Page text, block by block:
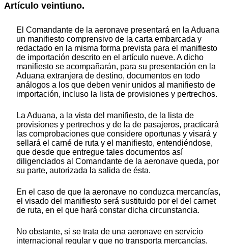
Artículo veintiuno.
El Comandante de la aeronave presentará en la Aduana
un manifiesto comprensivo de la carta embarcada y
redactado en la misma forma prevista para el manifiesto
de importación descrito en el artículo nueve. A dicho
manifiesto se acompañarán, para su presentación en la
Aduana extranjera de destino, documentos en todo
análogos a los que deben venir unidos al manifiesto de
importación, incluso la lista de provisiones y pertrechos.
La Aduana, a la vista del manifiesto, de la lista de
provisiones y pertrechos y de la de pasajeros, practicará
las comprobaciones que considere oportunas y visará y
sellará el carné de ruta y el manifiesto, entendiéndose,
que desde que entregue tales documentos así
diligenciados al Comandante de la aeronave queda, por
su parte, autorizada la salida de ésta.
En el caso de que la aeronave no conduzca mercancías,
el visado del manifiesto será sustituido por el del carnet
de ruta, en el que hará constar dicha circunstancia.
No obstante, si se trata de una aeronave en servicio
internacional regular y que no transporta mercancías,